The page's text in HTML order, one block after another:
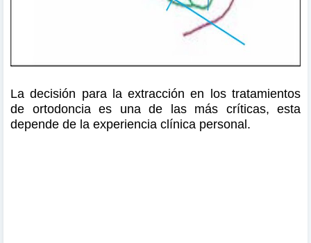
La decisión para la extracción en los tratamientos
de ortodoncia es una de las más críticas, esta
depende de la experiencia clínica personal.